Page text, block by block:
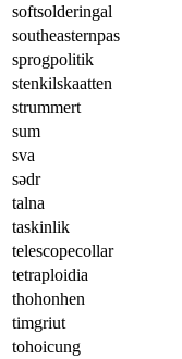
softsolderingal
southeasternpas
sprogpolitik
stenkilskaatten
strummert
sum
sva
sədr
talna
taskinlik
telescopecollar
tetraploidia
thohonhen
timgriut
tohoicung